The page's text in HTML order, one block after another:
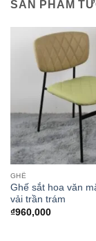
SẢN PHẨM
GHẾ
Ghế sắt hoa văn
vải trần trám
₫960,000